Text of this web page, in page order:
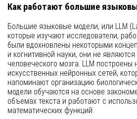
Как работают большие
Большие языковые модели, или LLM
которые изучают исследователи,
были вдохновлены некоторыми
и когнитивной науки, они не
человеческого мозга. LLM построены
искусственных нейронных сетей,
напоминают организацию
модели обучаются на основе
объемах текста и работают с
математических функций.